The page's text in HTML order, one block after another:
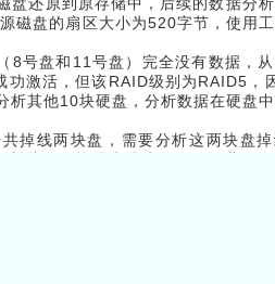
磁盘的扇区大小为520字节，使用
8号盘和11号盘）完全没有数据，
激活，但该RAID级别为RAID5，
其他10块硬盘，分析数据在硬盘
掉线两块盘，需要分析这两块盘